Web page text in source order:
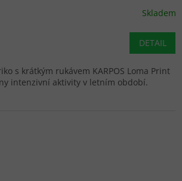
Skladem
DETAIL
s krátkým rukávem KARPOS Loma Print
intenzivní aktivity v letním období.